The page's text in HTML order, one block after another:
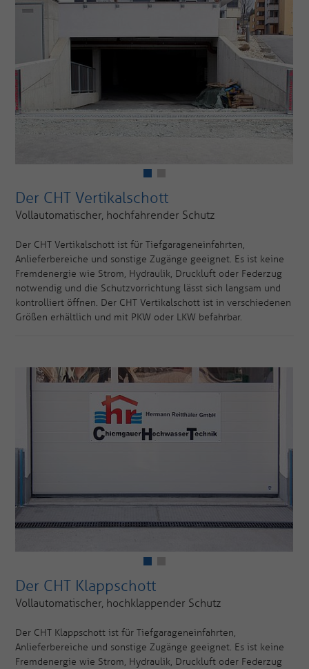
Der CHT Vertikalschott
Vollautomatischer, hochfahrender Schutz
Der CHT Vertikalschott ist für Tiefgarageneinfahrten,
Anlieferbereiche und sonstige Zugänge geeignet. Es ist keine
Fremdenergie wie Strom, Hydraulik, Druckluft oder Federzug
notwendig und die Schutzvorrichtung lässt sich langsam und
kontrolliert öffnen. Der CHT Vertikalschott ist in verschiedenen
Größen erhältlich und mit PKW oder LKW befahrbar.
Der CHT Klappschott
Vollautomatischer, hochklappender Schutz
Der CHT Klappschott ist für Tiefgarageneinfahrten,
Anlieferbereiche und sonstige Zugänge geeignet. Es ist keine
Fremdenergie wie Strom, Hydraulik, Druckluft oder Federzug